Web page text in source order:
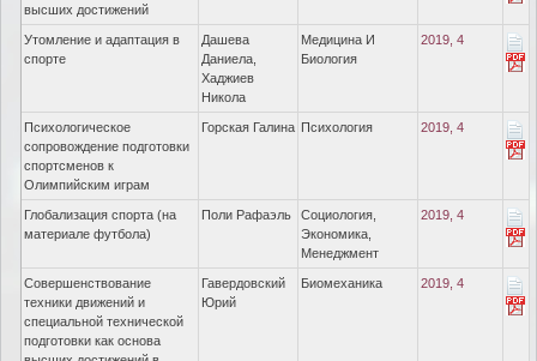
высших достижений
Утомление и адаптация в
спорте
Дашева
Даниела,
Хаджиев
Никола
Медицина И
Биология
2019, 4
Психологическое
сопровождение подготовки
спортсменов к
Олимпийским играм
Горская Галина Психология 2019, 4
Глобализация спорта (на
материале футбола)
Поли Рафаэль
Социология,
Экономика,
Менеджмент
2019, 4
Совершенствование
техники движений и
специальной технической
подготовки как основа
Гавердовский
Юрий
Биомеханика 2019, 4